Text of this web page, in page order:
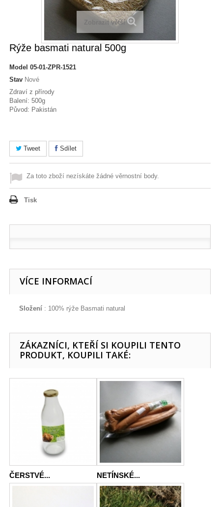
Zobrazit větší
Rýže basmati natural 500g
Model 05-01-ZPR-1521
Stav Nové
Zdraví z přírody
Balení: 500g
Původ: Pakistán
Tweet Sdílet
Za toto zboží nezískáte žádné věrnostní body.
Tisk
VÍCE INFORMACÍ
Složení : 100% rýže Basmati natural
ZÁKAZNÍCI, KTEŘÍ SI KOUPILI TENTO
PRODUKT, KOUPILI TAKÉ:
ČERSTVÉ... NETÍNSKÉ...